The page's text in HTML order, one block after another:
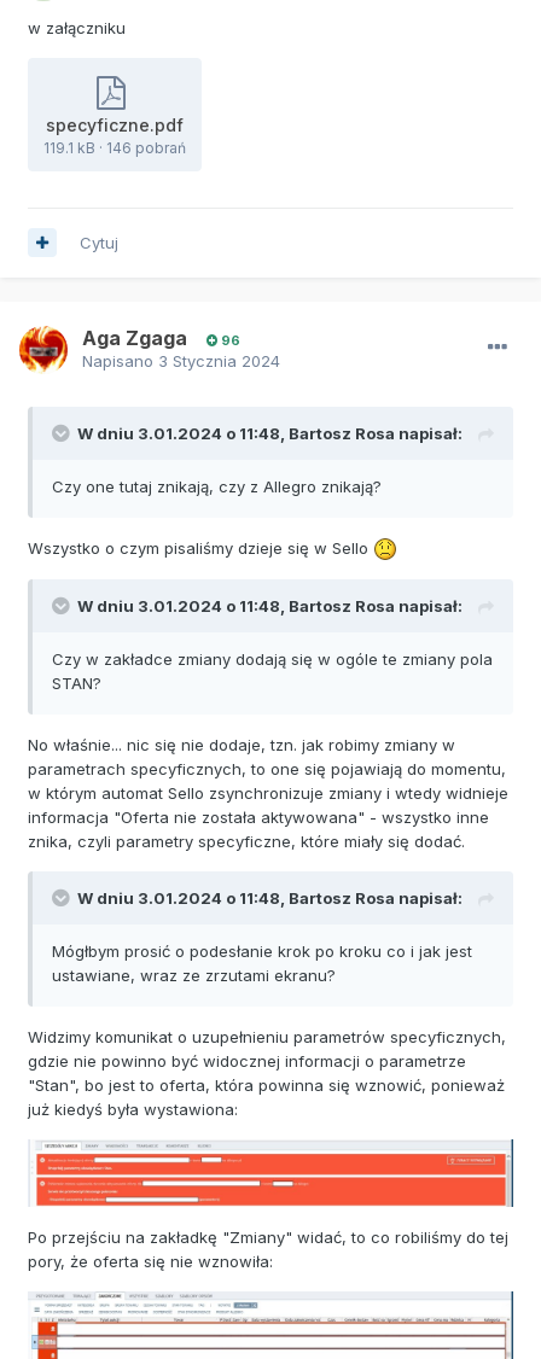
w załączniku
specyficzne.pdf
119.1 kB · 146 pobrań
Cytuj
Aga Zgaga 96
Napisano 3 Stycznia 2024
W dniu 3.01.2024 o 11:48, Bartosz Rosa napisał:
Czy one tutaj znikają, czy z Allegro znikają?
Wszystko o czym pisaliśmy dzieje się w Sello
W dniu 3.01.2024 o 11:48, Bartosz Rosa napisał:
Czy w zakładce zmiany dodają się w ogóle te zmiany pola
STAN?
No właśnie... nic się nie dodaje, tzn. jak robimy zmiany w
parametrach specyficznych, to one się pojawiają do momentu,
w którym automat Sello zsynchronizuje zmiany i wtedy widnieje
informacja "Oferta nie została aktywowana" - wszystko inne
znika, czyli parametry specyficzne, które miały się dodać.
W dniu 3.01.2024 o 11:48, Bartosz Rosa napisał:
Mógłbym prosić o podesłanie krok po kroku co i jak jest
ustawiane, wraz ze zrzutami ekranu?
Widzimy komunikat o uzupełnieniu parametrów specyficznych,
gdzie nie powinno być widocznej informacji o parametrze
"Stan", bo jest to oferta, która powinna się wznowić, ponieważ
już kiedyś była wystawiona:
Po przejściu na zakładkę "Zmiany" widać, to co robiliśmy do tej
pory, że oferta się nie wznowiła: